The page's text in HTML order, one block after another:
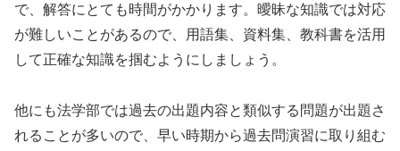
で、解答にとても時間がかかります。曖昧な知識では対応
が難しいことがあるので、用語集、資料集、教科書を活用
して正確な知識を掴むようにしましょう。
他にも法学部では過去の出題内容と類似する問題が出題さ
れることが多いので、早い時期から過去問演習に取り組む